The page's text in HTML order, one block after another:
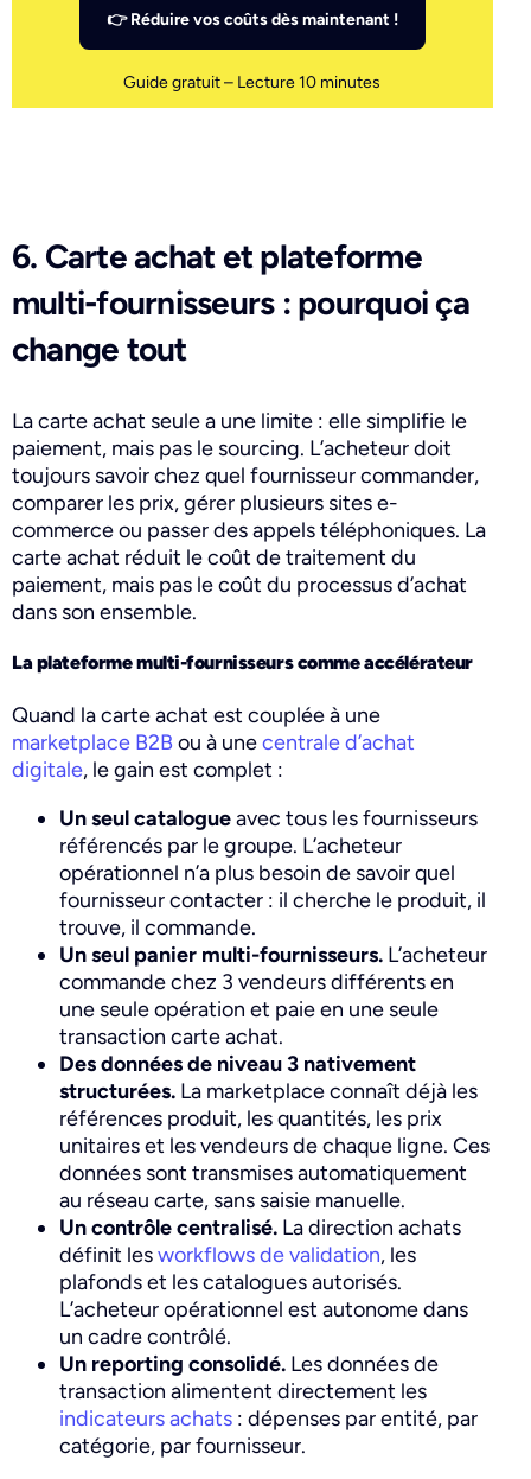
👉 Réduire vos coûts dès maintenant !
Guide gratuit – Lecture 10 minutes
6. Carte achat et plateforme
multi-fournisseurs : pourquoi ça
change tout
La carte achat seule a une limite : elle simplifie le
paiement, mais pas le sourcing. L’acheteur doit
toujours savoir chez quel fournisseur commander,
comparer les prix, gérer plusieurs sites e-
commerce ou passer des appels téléphoniques. La
carte achat réduit le coût de traitement du
paiement, mais pas le coût du processus d’achat
dans son ensemble.
La plateforme multi-fournisseurs comme accélérateur
Quand la carte achat est couplée à une
marketplace B2Bou à unecentrale d’achat
digitale, le gain est complet :
Un seul catalogueavec tous les fournisseurs
référencés par le groupe. L’acheteur
opérationnel n’a plus besoin de savoir quel
fournisseur contacter : il cherche le produit, il
trouve, il commande.
Un seul panier multi-fournisseurs. L’acheteur
commande chez 3 vendeurs différents en
une seule opération et paie en une seule
transaction carte achat.
Des données de niveau 3 nativement
structurées. La marketplace connaît déjà les
références produit, les quantités, les prix
unitaires et les vendeurs de chaque ligne. Ces
données sont transmises automatiquement
au réseau carte, sans saisie manuelle.
Un contrôle centralisé. La direction achats
définit lesworkflows de validation, les
plafonds et les catalogues autorisés.
L’acheteur opérationnel est autonome dans
un cadre contrôlé.
Un reporting consolidé. Les données de
transaction alimentent directement les
indicateurs achats : dépenses par entité, par
catégorie, par fournisseur.